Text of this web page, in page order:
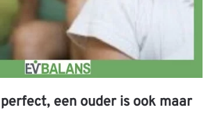
een ouder is ook maar